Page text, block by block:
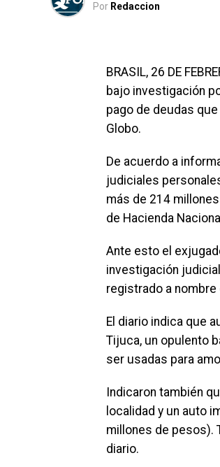
Por Redaccion
BRASIL, 26 DE
bajo investigación
pago de deudas
Globo.
De acuerdo a
judiciales
más de 214
de Hacienda
Ante esto el
investigación
registrado a
El diario indica que
Tijuca, un opulento
ser usadas para
Indicaron también
localidad y un auto
millones de pesos).
diario.